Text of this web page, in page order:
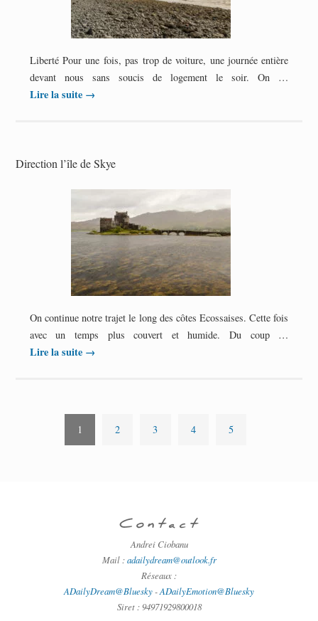
Liberté Pour une fois, pas trop de voiture, une journée entière
devant nous sans soucis de logement le soir. On …
Lire la suite →
Direction l’île de Skye
On continue notre trajet le long des côtes Ecossaises. Cette fois
avec un temps plus couvert et humide. Du coup …
Lire la suite →
1 2 3 4 5
Contact
Andrei Ciobanu
Mail :adailydream@outlook.fr
Réseaux :
ADailyDream@Bluesky-ADailyEmotion@Bluesky
Siret : 94971929800018